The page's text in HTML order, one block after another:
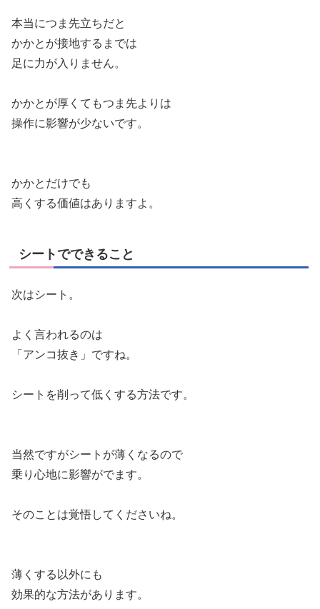
本当につま先立ちだと
かかとが接地するまでは
足に力が入りません。
かかとが厚くてもつま先よりは
操作に影響が少ないです。
かかとだけでも
高くする価値はありますよ。
シートでできること
次はシート。
よく言われるのは
「アンコ抜き」ですね。
シートを削って低くする方法です。
当然ですがシートが薄くなるので
乗り心地に影響がでます。
そのことは覚悟してくださいね。
薄くする以外にも
効果的な方法があります。